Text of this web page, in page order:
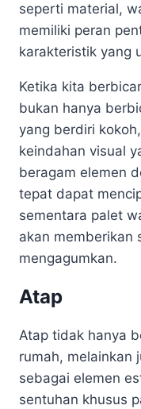
seperti material,
memiliki peran
karakteristik yang
Ketika kita
bukan hanya
yang berdiri
keindahan visual
beragam elemen
tepat dapat
sementara palet
akan memberikan
mengagumkan.
Atap
Atap tidak hanya
rumah, melainkan
sebagai elemen
sentuhan khusus